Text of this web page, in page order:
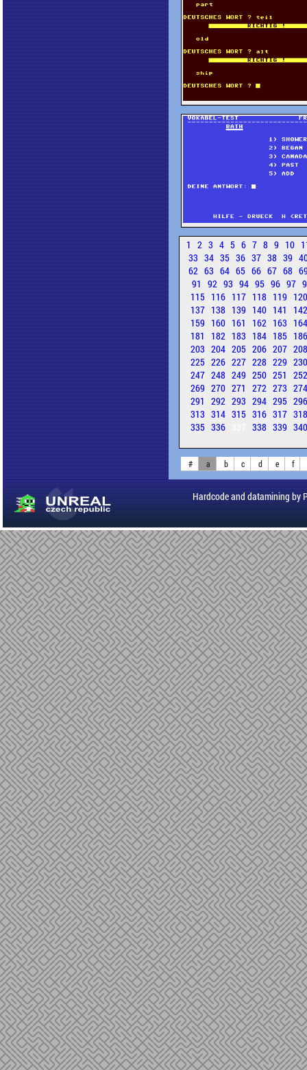
1 2 3 4 5 6 7 8 9 10
33 34 35 36 37 38 39
62 63 64 65 66 67 68
91 92 93 94 95 96 97
115 116 117 118 119
137 138 139 140 141
159 160 161 162 163
181
182 183 184 185
203 204 205 206 207
225 226 227 228 229
247 248 249 250 251
269 270 271 272 273
291 292 293 294 295
313 314 315 316 317
335 336 338 339
# a b c d e f
Hardcode and datamining by